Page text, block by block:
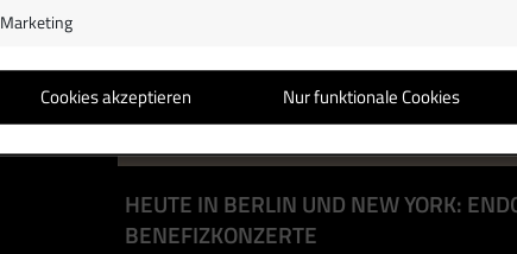
Marketing
Cookies akzeptieren Nur funktionale Cookies
HEUTE IN BERLIN UND NEW YORK:
BENEFIZKONZERTE